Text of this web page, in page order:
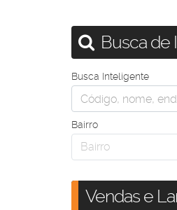
Busca de
Busca Inteligente
Bairro
Bairro
Vendas e